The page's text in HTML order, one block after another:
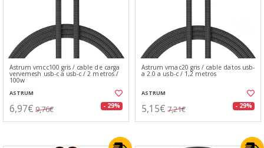
Astrum vmcc100 gris / cable de carga
vervemesh usb-c a usb-c / 2 metros /
100w
ASTRUM
6,97€ 9,76€ - 29%
Astrum vmac20 gris / cable datos usb-
a 2.0 a usb-c / 1,2 metros
ASTRUM
5,15€ 7,21€ - 29%